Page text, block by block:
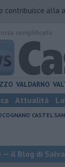
contribuisce alla
VALDARNO
Attualità
CASTEL
— il Blog di